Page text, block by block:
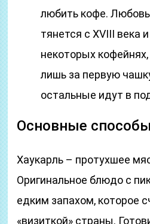
любить кофе. Любовь
тянется с XVIII века
некоторых
лишь за первую
остальные идут в
Основные
Хаукарль – протухшее
Оригинальное блюдо с
едким запахом, которое
«визиткой» страны.